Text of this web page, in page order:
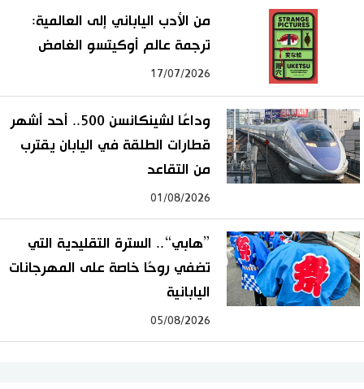
من الأدب الياباني إلى العالمية:
ترجمة عالم أوكيتسو الغامض
17/07/2026
وداعًا لشينكانسن 500.. أحد أشهر
قطارات الطلقة في اليابان يقترب
من التقاعد
01/08/2026
”هابي“.. السترة التقليدية التي
تضفي روحًا خاصة على المهرجانات
اليابانية
05/08/2026